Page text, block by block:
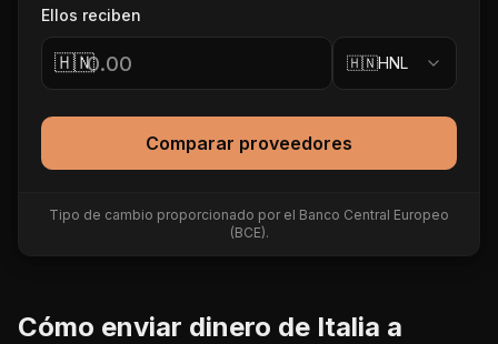
Ellos reciben
🇭🇳 🇭🇳HNL
Comparar proveedores
Tipo de cambio proporcionado por el Banco Central Europeo
(BCE).
Cómo enviar dinero de Italia a